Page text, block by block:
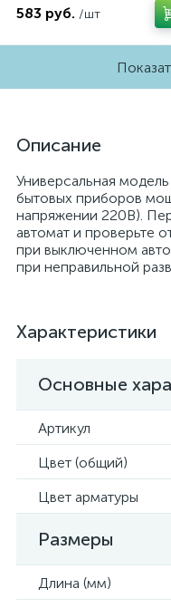
583 руб. /шт
Описание
Универсальная
бытовых приборов
напряжении 220В).
автомат и проверьте
при выключенном
при неправильной
Характеристики
Основные
Артикул
Цвет (общий)
Цвет арматуры
Размеры
Длина (мм)